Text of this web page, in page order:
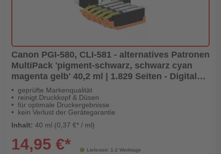
Canon PGI-580, CLI-581 - alternatives Patronen
MultiPack 'pigment-schwarz, schwarz cyan
magenta gelb' 40,2 ml | 1.829 Seiten - Digital
Revolution
geprüfte Markenqualität
reinigt Druckkopf & Düsen
für optimale Druckergebnisse
kein Verlust der Gerätegarantie
Inhalt: 40 ml (0,37 €* / ml)
Lieferzeit: 1-2 Werktage
14,95 €*